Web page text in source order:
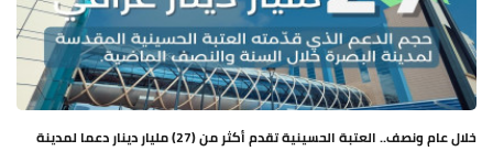
خلال عام ونصف.. العتبة الحسينية تقدم أكثر من (27) مليار دينار دعما لمدينة